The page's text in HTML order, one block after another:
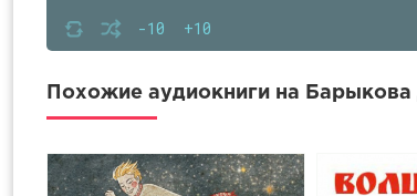
-10 +10
Похожие аудиокниги на